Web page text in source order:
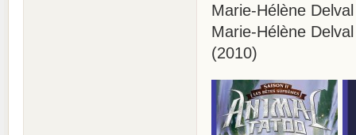
Marie-Hélène
Marie-Hélène
(2010)